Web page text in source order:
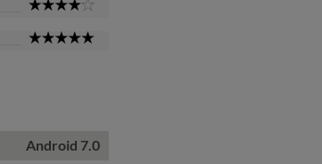
Android 7.0